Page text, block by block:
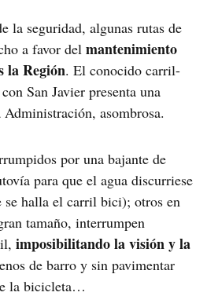
la seguridad, algunas rutas de
a favor del mantenimiento
la Región. El conocido carril-
San Javier presenta una
asombrosa.
por una bajante de
para que el agua discurriese
se halla el carril bici); otros en
tamaño, interrumpen
imposibilitando la visión y la
de barro y sin pavimentar
la bicicleta…